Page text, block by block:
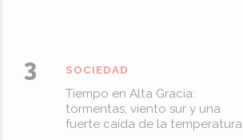
Tiempo en Alta Gracia:
tormentas, viento sur y una
fuerte caída de la temperatura
SOCIEDAD